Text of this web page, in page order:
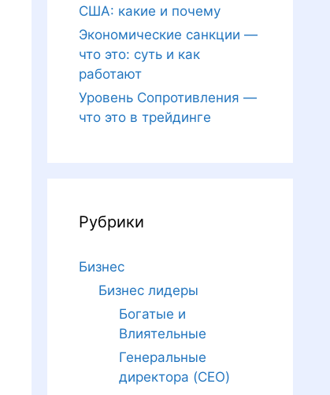
США: какие и почему
Экономические санкции —
что это: суть и как
работают
Уровень Сопротивления —
что это в трейдинге
Рубрики
Бизнес
Бизнес лидеры
Богатые и
Влиятельные
Генеральные
директора (CEO)